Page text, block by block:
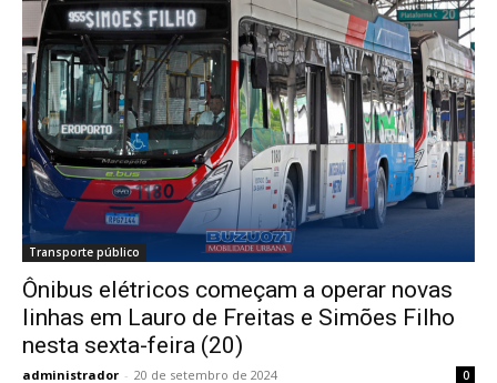
Transporte público
Ônibus elétricos começam a operar novas
linhas em Lauro de Freitas e Simões Filho
nesta sexta-feira (20)
administrador - 20 de setembro de 2024 0